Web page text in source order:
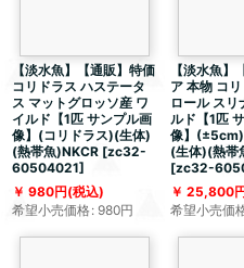
【淡水魚】【通販】特価
コリドラス ハステータ
ス マットグロッソ産 ワ
イルド【1匹 サンプル画
像】(コリドラス)(生体)
(熱帯魚)NKCR [zc32-
60504021]
980円(税込)
希望小売価格: 980円
【淡水魚】
ア 本物 コ
ロール スリ
ルド【1匹
像】
(生体)(熱帯
[zc32-
25,800
希望小売価